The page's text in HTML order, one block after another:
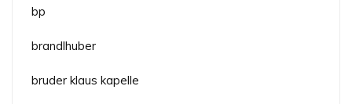
bp
brandlhuber
bruder klaus kapelle